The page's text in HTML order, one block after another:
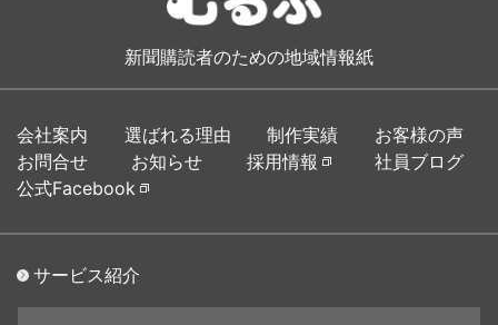
新聞購読者のための地域情報紙
会社案内 選ばれる理由 制作実績
お客様の声
お問合せ
お知らせ 採用情報
社員ブログ
公式Facebook
サービス紹介